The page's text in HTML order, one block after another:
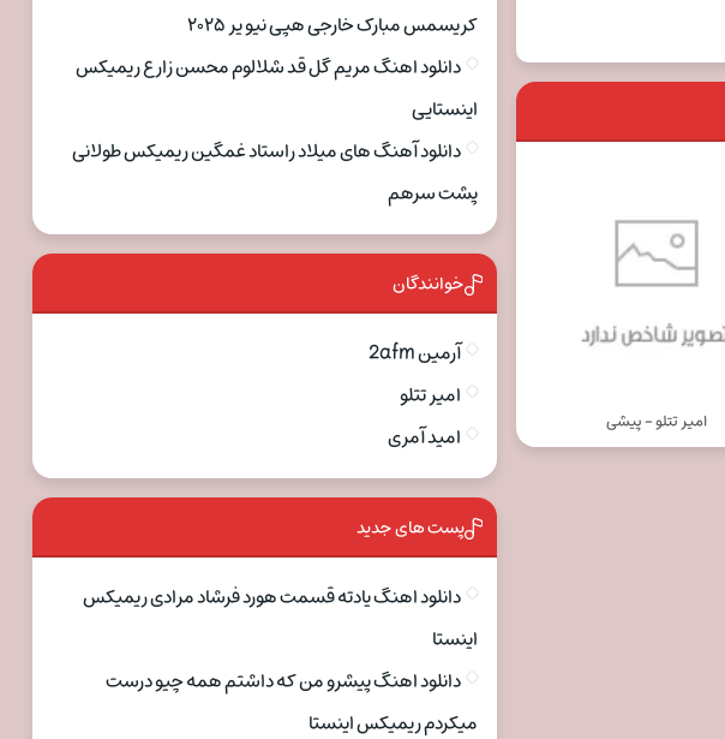
امیر تتلو - پیشی
کریسمس مبارک خارجی هپی نیو یر ۲۰۲۵
دانلود اهنگ مریم گل قد شلالوم محسن زارع ریمیکس
اینستایی
دانلود آهنگ های میلاد راستاد غمگین ریمیکس طولانی
پشت سرهم
خوانندگان
آرمین 2afm
امیر تتلو
امید آمری
پست های جدید
دانلود اهنگ یادته قسمت هورد فرشاد مرادی ریمیکس
اینستا
دانلود اهنگ پیشرو من که داشتم همه چیو درست
میکردم ریمیکس اینستا